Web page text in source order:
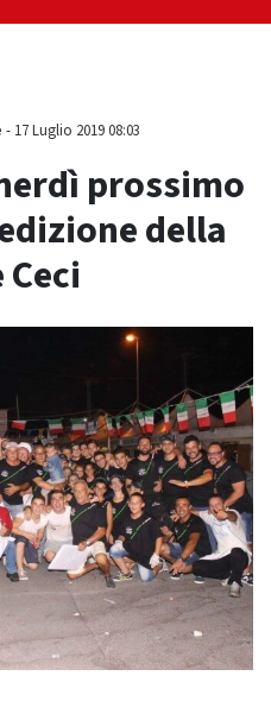
- 17 Luglio 2019 08:03
prossimo
della